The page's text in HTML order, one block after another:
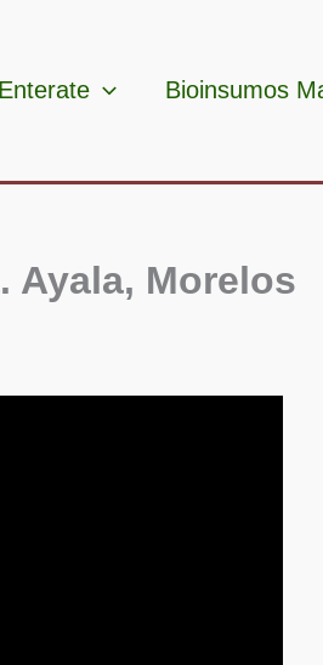
Enterate Bioinsumos
Ayala, Morelos